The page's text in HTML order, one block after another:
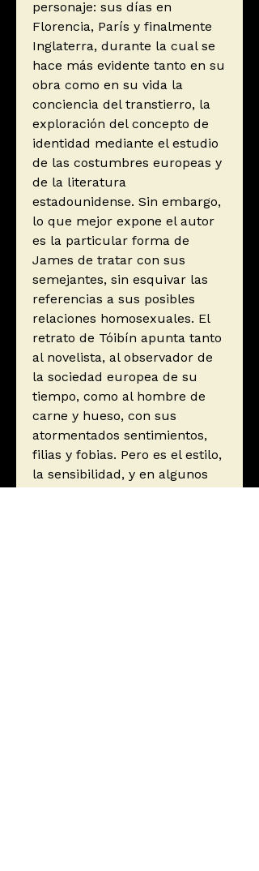
personaje: sus días en
Florencia, París y finalmente
Inglaterra, durante la cual se
hace más evidente tanto en su
obra como en su vida la
conciencia del transtierro, la
exploración del concepto de
identidad mediante el estudio
de las costumbres europeas y
de la literatura
estadounidense. Sin embargo,
lo que mejor expone el autor
es la particular forma de
James de tratar con sus
semejantes, sin esquivar las
referencias a sus posibles
relaciones homosexuales. El
retrato de Tóibín apunta tanto
al novelista, al observador de
la sociedad europea de su
tiempo, como al hombre de
carne y hueso, con sus
atormentados sentimientos,
filias y fobias. Pero es el estilo,
la sensibilidad, y en algunos